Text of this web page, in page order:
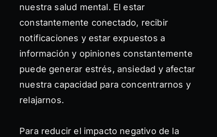
nuestra salud mental. El estar
constantemente conectado, recibir
notificaciones y estar expuestos a
información y opiniones constantemente
puede generar estrés, ansiedad y afectar
nuestra capacidad para concentrarnos y
relajarnos.
Para reducir el impacto negativo de la